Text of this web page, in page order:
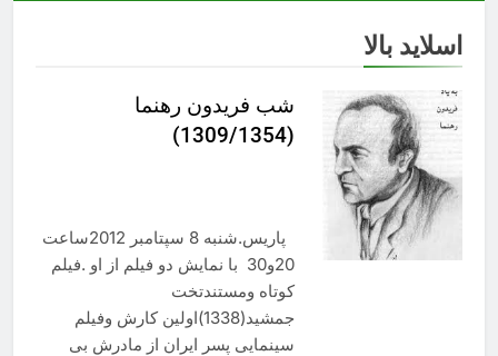
اسلاید بالا
شب فریدون رهنما
(1309/1354)
پاریس.شنبه 8 سپتامبر 2012ساعت
20و30 با نمایش دو فیلم از او .فیلم
کوتاه ومستندتخت
جمشید(1338)اولین کارش وفیلم
سینمایی پسر ایران از مادرش بی